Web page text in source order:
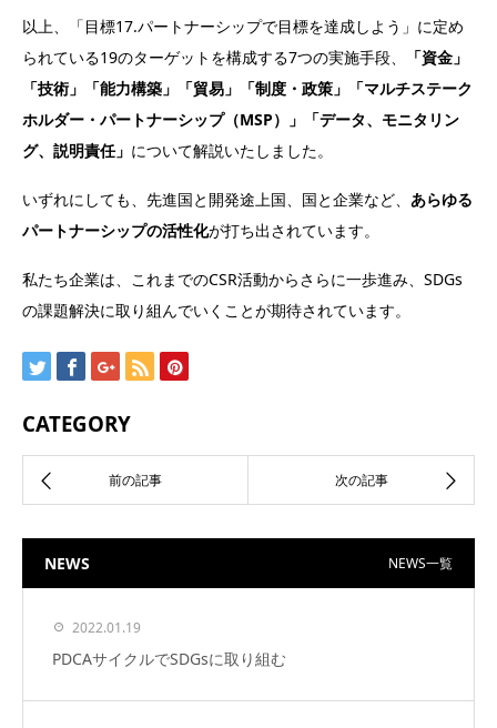
以上、「目標17.パートナーシップで目標を達成しよう」に定め
られている19のターゲットを構成する7つの実施手段、
「資金」
「技術」「能力構築」「貿易」「制度・政策」「マルチステーク
ホルダー・パートナーシップ（MSP）」「データ、モニタリン
グ、説明責任」 について解説いたしました。
いずれにしても、先進国と開発途上国、国と企業など、 あらゆる
パートナーシップの活性化が打ち出されています。
私たち企業は、これまでのCSR活動からさらに一歩進み、SDGs
の課題解決に取り組んでいくことが期待されています。
CATEGORY
NEWS NEWS一覧
2022.01.19
PDCAサイクルでSDGsに取り組む